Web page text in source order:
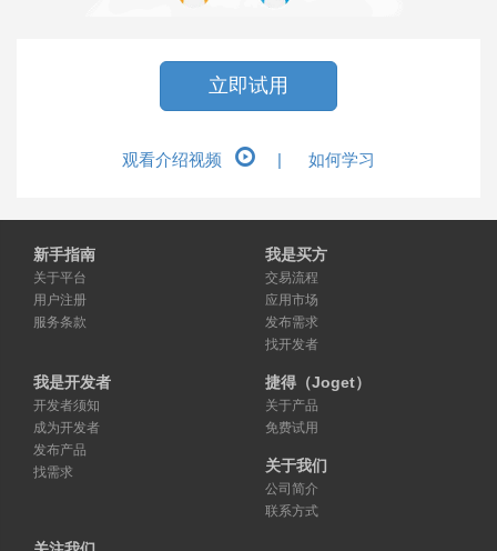
立即试用
观看介绍视频 | 如何学习
新手指南
关于平台
用户注册
服务条款
我是买方
交易流程
应用市场
发布需求
找开发者
我是开发者
开发者须知
成为开发者
发布产品
找需求
捷得（Joget）
关于产品
免费试用
关于我们
公司简介
联系方式